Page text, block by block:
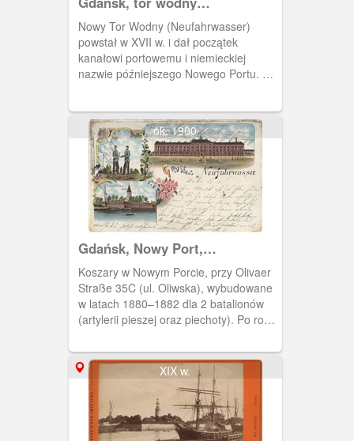
Neufahrwasser
Nowy Tor Wodny (Neufahrwasser)
powstał w XVII w. i dał początek
kanałowi portowemu i niemieckiej
nazwie późniejszego Nowego Portu. Po
ok. 1900
Gdańsk, Nowy Port,
Neufahrwasser
Koszary w Nowym Porcie, przy Olivaer
Straße 35C (ul. Oliwska), wybudowane
w latach 1880–1882 dla 2 batalionów
(artylerii pieszej oraz piechoty). Po roku
rządowi polskiemu na mieszkania
polskich pracowników poczty, kolei i
pracujących na Westerplatte. Po lewej
Twierdza Wisłoujście. Obieg 1899 r.
XIX w.